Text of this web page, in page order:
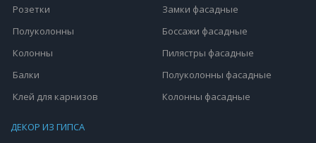
Розетки
Полуколонны
Колонны
Балки
Клей для карнизов
Замки фасадные
Боссажи фасадные
Пилястры фасадные
Полуколонны фасадные
Колонны фасадные
ДЕКОР ИЗ ГИПСА